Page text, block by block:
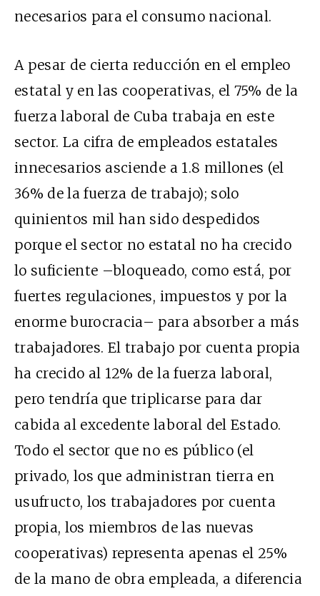
necesarios para el consumo nacional.
A pesar de cierta reducción en el empleo
estatal y en las cooperativas, el 75% de la
fuerza laboral de Cuba trabaja en este
sector. La cifra de empleados estatales
innecesarios asciende a 1.8 millones (el
36% de la fuerza de trabajo); solo
quinientos mil han sido despedidos
porque el sector no estatal no ha crecido
lo suficiente –bloqueado, como está, por
fuertes regulaciones, impuestos y por la
enorme burocracia– para absorber a más
trabajadores. El trabajo por cuenta propia
ha crecido al 12% de la fuerza laboral,
pero tendría que triplicarse para dar
cabida al excedente laboral del Estado.
Todo el sector que no es público (el
privado, los que administran tierra en
usufructo, los trabajadores por cuenta
propia, los miembros de las nuevas
cooperativas) representa apenas el 25%
de la mano de obra empleada, a diferencia